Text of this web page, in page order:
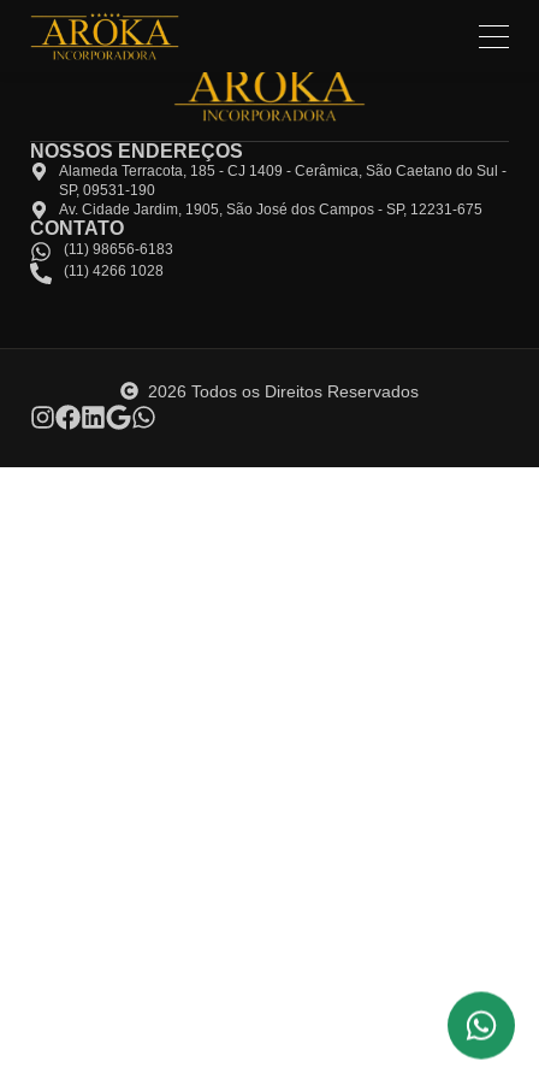
NOSSOS ENDEREÇOS
Alameda Terracota, 185 - CJ 1409 - Cerâmica, São Caetano do Sul -
SP, 09531-190
Av. Cidade Jardim, 1905, São José dos Campos - SP, 12231-675
CONTATO
(11) 98656-6183
(11) 4266 1028
2026 Todos os Direitos Reservados